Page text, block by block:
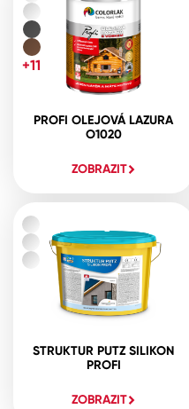
PROFI OLEJOVÁ LAZURA
O1020
ZOBRAZIT
+11
STRUKTUR PUTZ SILIKON
PROFI
ZOBRAZIT